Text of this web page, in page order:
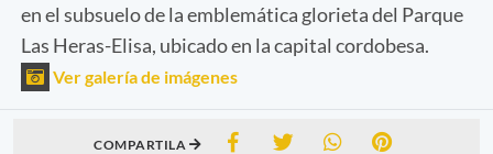
en el subsuelo de la emblemática glorieta del Parque
Las Heras-Elisa, ubicado en la capital cordobesa.
Ver galería de imágenes
COMPARTILA